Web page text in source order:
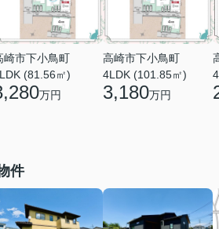
崎市下小鳥町
(81.56㎡)
万円
高崎市下小鳥町
4LDK (101.85㎡)
3,180万円
件